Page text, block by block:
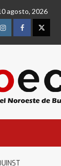
agosto, 2026
InstagramFacebookTwitter